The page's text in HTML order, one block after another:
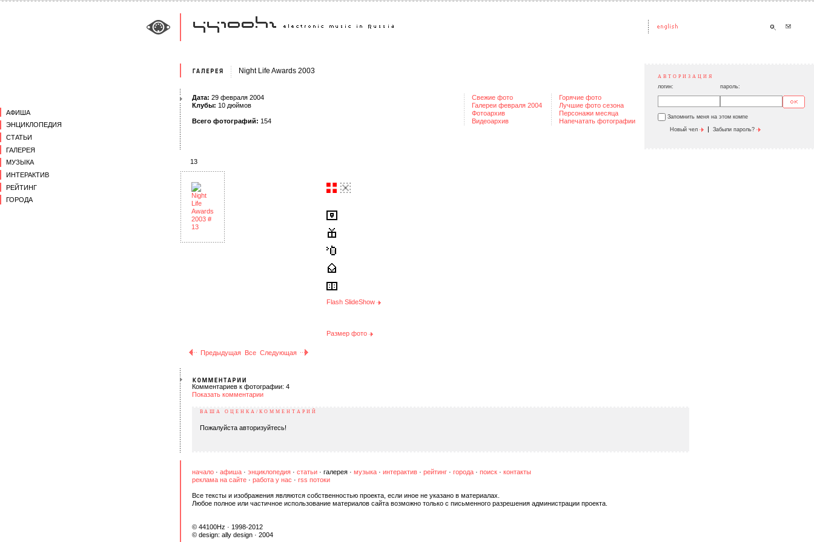
АФИША
ЭНЦИКЛОПЕДИЯ
СТАТЬИ
ГАЛЕРЕЯ
МУЗЫКА
ИНТЕРАКТИВ
РЕЙТИНГ
ГОРОДА
Night Life Awards 2003
Дата: 29 февраля 2004
Клубы: 10 дюймов
Всего фотографий: 154
Свежие фото
Галереи февраля 2004
Фотоархив
Видеоархив
Горячие фото
Лучшие фото сезона
Персонажи месяца
Напечатать фотографии
АВТОРИЗАЦИЯ
логин: пароль:
Запомнить меня на этом компе
Новый чел | Забыли пароль?
13
Flash SlideShow
Размер фото
Предыдущая Все Следующая
Комментариев к фотографии: 4
Показать комментарии
ВАША ОЦЕНКА/КОММЕНТАРИЙ
Пожалуйста авторизуйтесь!
начало · афиша · энциклопедия · статьи · галерея · музыка · интерактив · рейтинг · города · поиск · контакты
реклама на сайте · работа у нас · rss потоки
Все тексты и изображения являются собственностью проекта, если иное не указано в материалах.
Любое полное или частичное использование материалов сайта возможно только с письменного разрешения администрации проекта.
© 44100Hz · 1998-2012
© design: ally design · 2004